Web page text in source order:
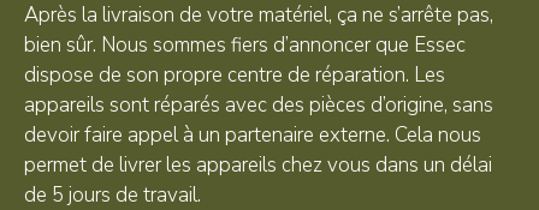
Après la livraison de votre matériel, ça ne s’arrête pas,
bien sûr. Nous sommes fiers d’annoncer que Essec
dispose de son propre centre de réparation. Les
appareils sont réparés avec des pièces d’origine, sans
devoir faire appel à un partenaire externe. Cela nous
permet de livrer les appareils chez vous dans un délai
de 5 jours de travail.